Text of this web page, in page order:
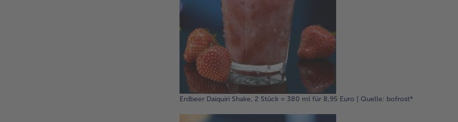
Erdbeer Daiquiri Shake, 2 Stück = 380 ml für 8,95 Euro | Quelle: bofrost*